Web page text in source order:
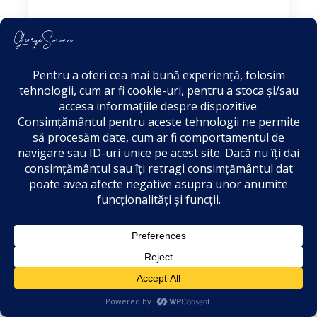
Stimate domnule ministru, Țara
noastră traversează o perioadă dificilă
prețuri ale energiei elect
Mai mult...